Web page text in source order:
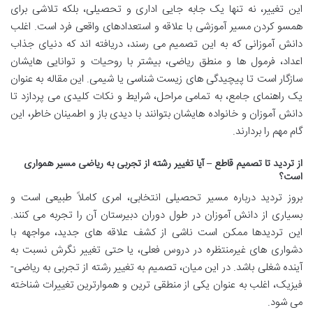
این تغییر، نه تنها یک جابه جایی اداری و تحصیلی، بلکه تلاشی برای
همسو کردن مسیر آموزشی با علاقه و استعدادهای واقعی فرد است. اغلب
دانش آموزانی که به این تصمیم می رسند، دریافته اند که دنیای جذاب
اعداد، فرمول ها و منطق ریاضی، بیشتر با روحیات و توانایی هایشان
سازگار است تا پیچیدگی های زیست شناسی یا شیمی. این مقاله به عنوان
یک راهنمای جامع، به تمامی مراحل، شرایط و نکات کلیدی می پردازد تا
دانش آموزان و خانواده هایشان بتوانند با دیدی باز و اطمینان خاطر، این
گام مهم را بردارند.
از تردید تا تصمیم قاطع – آیا تغییر رشته از تجربی به ریاضی مسیر همواری
است؟
بروز تردید درباره مسیر تحصیلی انتخابی، امری کاملاً طبیعی است و
بسیاری از دانش آموزان در طول دوران دبیرستان آن را تجربه می کنند.
این تردیدها ممکن است ناشی از کشف علاقه های جدید، مواجهه با
دشواری های غیرمنتظره در دروس فعلی، یا حتی تغییر نگرش نسبت به
آینده شغلی باشد. در این میان، تصمیم به تغییر رشته از تجربی به ریاضی-
فیزیک، اغلب به عنوان یکی از منطقی ترین و هموارترین تغییرات شناخته
می شود.